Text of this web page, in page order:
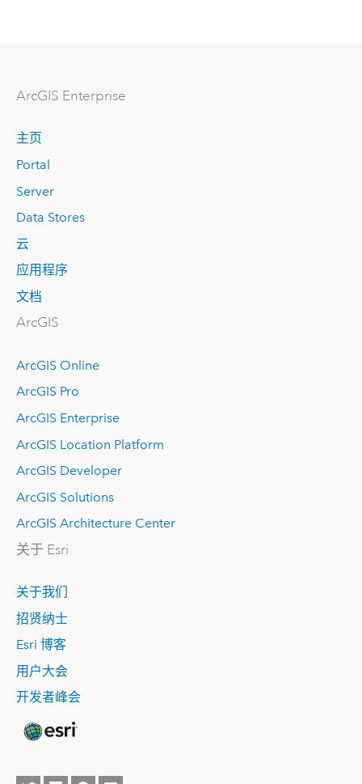
ArcGIS Enterprise
主页
Portal
Server
Data Stores
云
应用程序
文档
ArcGIS
ArcGIS Online
ArcGIS Pro
ArcGIS Enterprise
ArcGIS Location Platform
ArcGIS Developer
ArcGIS Solutions
ArcGIS Architecture Center
关于 Esri
关于我们
招贤纳士
Esri 博客
用户大会
开发者峰会